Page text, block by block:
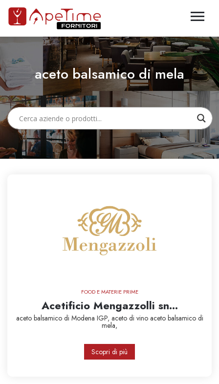
aceto balsamico di mela
FOOD E MATERIE PRIME
Acetificio Mengazzolli sn...
aceto balsamico di Modena IGP, aceto di vino aceto balsamico di
mela,
Scopri di più